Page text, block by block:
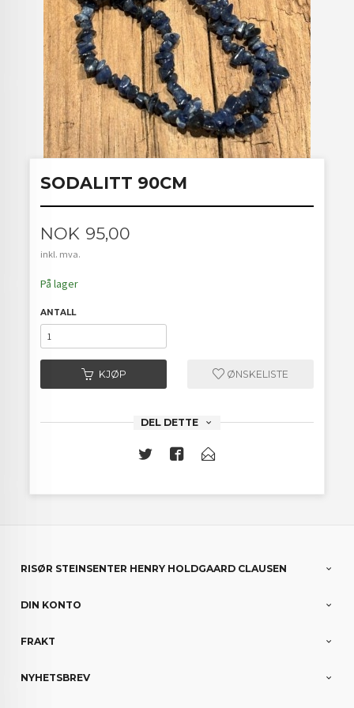
SODALITT 90CM
Pris
NOK 95,00
inkl. mva.
På lager
ANTALL
KJØP ØNSKELISTE
DEL DETTE
RISØR STEINSENTER HENRY HOLDGAARD CLAUSEN
DIN KONTO
FRAKT
NYHETSBREV